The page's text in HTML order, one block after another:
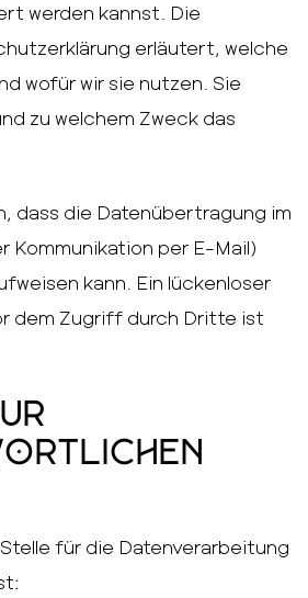
werden kannst. Die
erläutert, welche
wofür wir sie nutzen. Sie
zu welchem Zweck das
dass die Datenübertragung im
Kommunikation per E-Mail)
kann. Ein lückenloser
dem Zugriff durch Dritte ist
für die Datenverarbeitung